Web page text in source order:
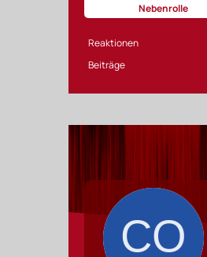
Nebenrolle
Reaktionen
Beiträge